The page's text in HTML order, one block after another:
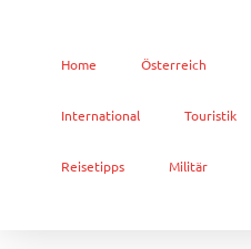
Home Österreich
International Touristik
Reisetipps Militär